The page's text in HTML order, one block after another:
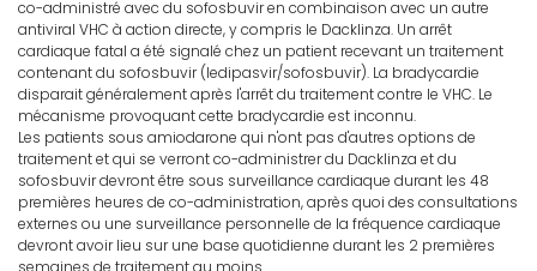
co-administré avec du sofosbuvir en combinaison avec un autre
antiviral VHC à action directe, y compris le Dacklinza. Un arrêt
cardiaque fatal a été signalé chez un patient recevant un traitement
contenant du sofosbuvir (ledipasvir/sofosbuvir). La bradycardie
disparait généralement après l'arrêt du traitement contre le VHC. Le
mécanisme provoquant cette bradycardie est inconnu.
Les patients sous amiodarone qui n'ont pas d'autres options de
traitement et qui se verront co-administrer du Dacklinza et du
sofosbuvir devront être sous surveillance cardiaque durant les 48
premières heures de co-administration, après quoi des consultations
externes ou une surveillance personnelle de la fréquence cardiaque
devront avoir lieu sur une base quotidienne durant les 2 premières